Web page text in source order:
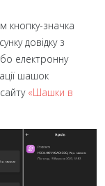
кнопку-значка
довідку з
електронну
шашок
«Шашки в